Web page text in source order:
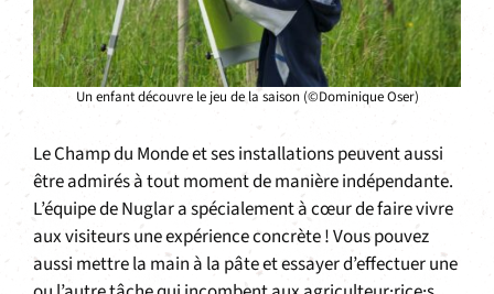
Un enfant découvre le jeu de la saison (©Dominique Oser)
Le Champ du Monde et ses installations peuvent aussi
être admirés à tout moment de manière indépendante.
L’équipe de Nuglar a spécialement à cœur de faire vivre
aux visiteurs une expérience concrète ! Vous pouvez
aussi mettre la main à la pâte et essayer d’effectuer une